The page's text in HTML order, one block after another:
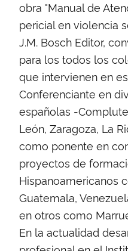
obra "Manual de
pericial en violencia
J.M. Bosch Editor,
para los todos los
que intervienen en
Conferenciante en
españolas -
León, Zaragoza, La
como ponente en
proyectos de
Hispanoamericanos
Guatemala,
en otros como
En la actualidad